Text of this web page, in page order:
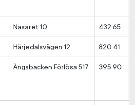
Nasaret 10 432 65
Härjedalsvägen 12 820 41
Ängsbacken Förlösa 517 395 90